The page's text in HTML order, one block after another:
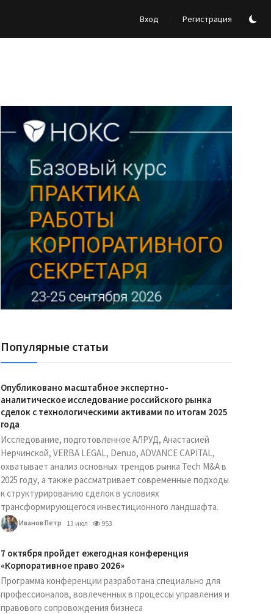
Вход Регистрация
Реклама Ассоциации "НОКС", ИНН 7709980401, ERID:2SDnjdY5NTb
Популярные статьи
Опубликовано масштабное экспертно-
аналитическое исследование российского рынка
сделок с технологическими активами по итогам 2025
года
Исследование, подготовленное АЛРУД, Анастасией
Нерчинской, VERBA LEGAL, Denuo, ADVANCE CAPITAL,
охватывает анализ основных трендов рынка Tech M&A в
2025 году, а также рассматривает современные подходы
к структурированию сделок в условиях
трансформирующегося инвестиционного ландшафта.
Иванов Петр 13 июл 953
7 октября пройдет ежегодная конференция
«Корпоративное право 2026»
Программа конференции разработана специально для
профессионалов, вовлеченных в процессы управления и
правового сопровождения бизнеса